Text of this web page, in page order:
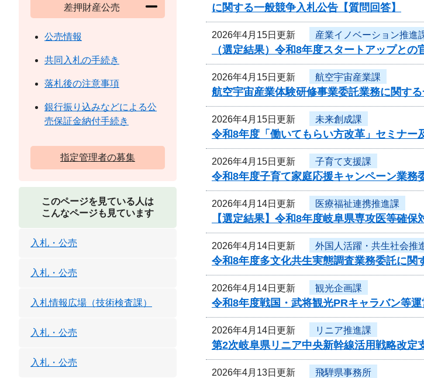
に関する一般競争入札公告【質問回答】
2026年4月15日更新 産業イノベーション推進
（選定結果）令和8年度スタートアップと
2026年4月15日更新 航空宇宙産業課
航空宇宙産業体験研修事業委託業務に関す
2026年4月15日更新 未来創成課
令和8年度「働いてもらい方改革」セミナ
2026年4月15日更新 子育て支援課
令和8年度子育て家庭応援キャンペーン業務
2026年4月14日更新 医療福祉連携推進課
【選定結果】令和8年度岐阜県専攻医等確保
2026年4月14日更新 外国人活躍・共生社会推
令和8年度多文化共生実態調査業務委託に関
2026年4月14日更新 観光企画課
令和8年度戦国・武将観光PRキャラバン等
2026年4月14日更新 リニア推進課
第2次岐阜県リニア中央新幹線活用戦略改
2026年4月13日更新 飛騨県事務所
差押財産公売
公売情報
共同入札の手続き
落札後の注意事項
銀行振り込みなどによる公
売保証金納付手続き
指定管理者の募集
このページを見ている人は
こんなページも見ています
入札・公売
入札・公売
入札情報広場（技術検査課）
入札・公売
入札・公売